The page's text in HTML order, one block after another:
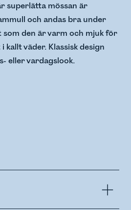
superlätta mössan är
och andas bra under
den är varm och mjuk för
väder. Klassisk design
eller vardagslook.